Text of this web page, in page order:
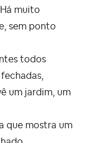
muito
sem ponto
todos
um jardim, um
que mostra um